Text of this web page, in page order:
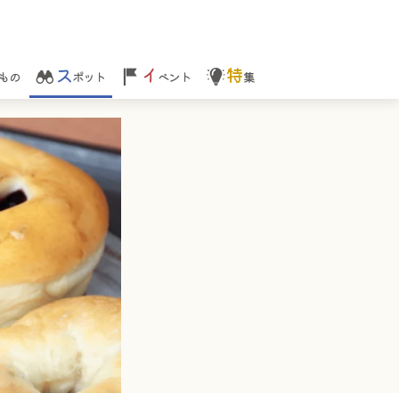
の スポット イ ベント 特集